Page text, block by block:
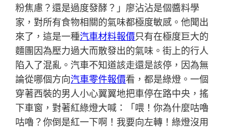
粉焦慮？還是過度發酵？」廖沾沾是個醬料學
家，對所有食物相關的氣味都極度敏感。他聞出
來了，這是一種汽車材料報價只有在極度巨大的
麵團因為壓力過大而散發出的氣味。街上的行人
陷入了混亂。汽車不知道該走還是該停，因為無
論從哪個方向汽車零件報價看，都是綠燈。一個
穿著西裝的男人小心翼翼地把車停在路中央，搖
下車窗，對著紅綠燈大喊：「喂！你為什麼咕嚕
咕嚕？你倒是紅一下啊！我要向左轉！綠燈沒用